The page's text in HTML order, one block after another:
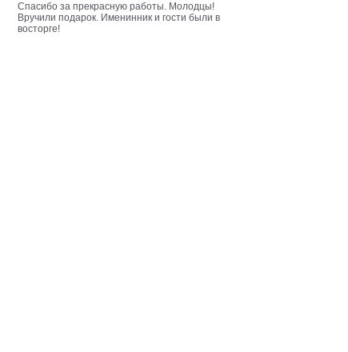
Спасибо за прекрасную работы. Молодцы!
Вручили подарок. Именинник и гости были в
восторге!